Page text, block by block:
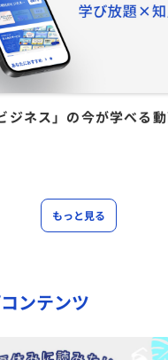
ジネス」の今が学べる
もっと見る
ンテンツ